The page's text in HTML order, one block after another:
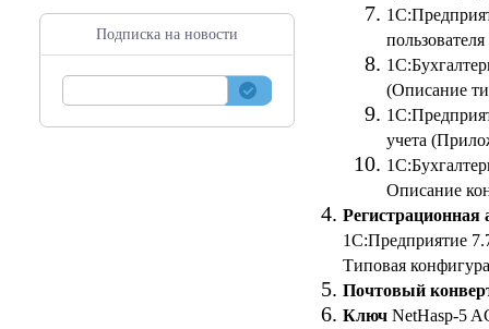
Подписка на новости
пользователя
(Описание
учета
Описание
Регистрационная
1С:Предприятие
Типовая
Почтовый
Ключ NetHasp-5